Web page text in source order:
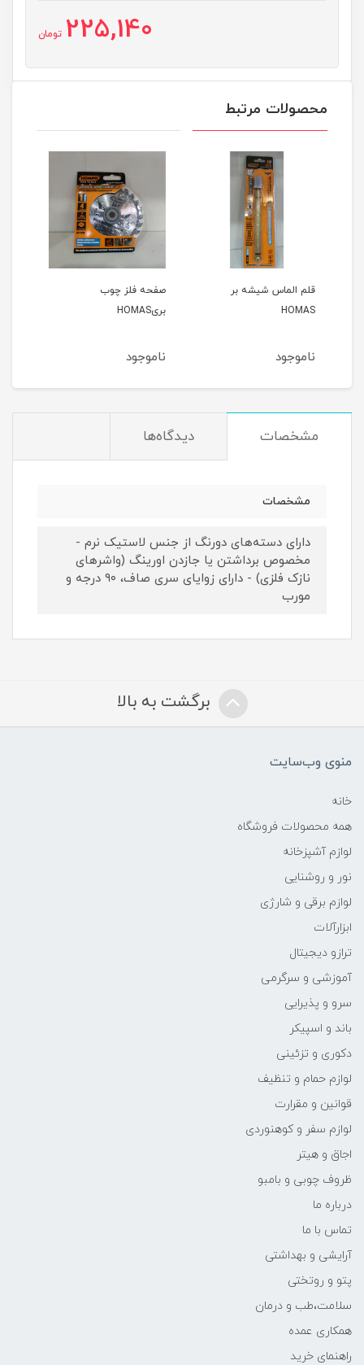
225,140 تومان
محصولات مرتبط
قلم الماس شیشه بر
HOMAS
ناموجود
صفحه فلز چوب
بریHOMAS
ناموجود
مشخصات دیدگاه‌ها
مشخصات
دارای دسته‌های دورنگ از جنس لاستیک نرم -
مخصوص برداشتن یا جازدن اورینگ (واشر‌های
نازک فلزی) - دارای زوایای سری صاف، ۹۰ درجه و
مورب
برگشت به بالا
منوی وب‌سایت
خانه
همه محصولات فروشگاه
لوازم آشپزخانه
نور و روشنایی
لوازم برقی و شارژی
ابزارآلات
ترازو دیجیتال
آموزشی و سرگرمی
سرو و پذیرایی
باند و اسپیکر
دکوری و تزئینی
لوازم حمام و تنظیف
قوانین و مقرارت
لوازم سفر و کوهنوردی
اجاق و هیتر
ظروف چوبی و بامبو
درباره ما
تماس با ما
آرایشی و بهداشتی
پتو و روتختی
سلامت،طب و درمان
همکاری عمده
راهنمای خرید